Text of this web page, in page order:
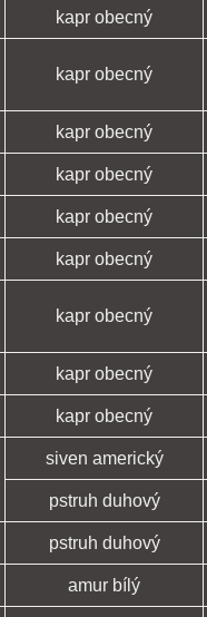
kapr obecný
kapr obecný
kapr obecný
kapr obecný
kapr obecný
kapr obecný
kapr obecný
kapr obecný
kapr obecný
siven americký
pstruh duhový
pstruh duhový
amur bílý